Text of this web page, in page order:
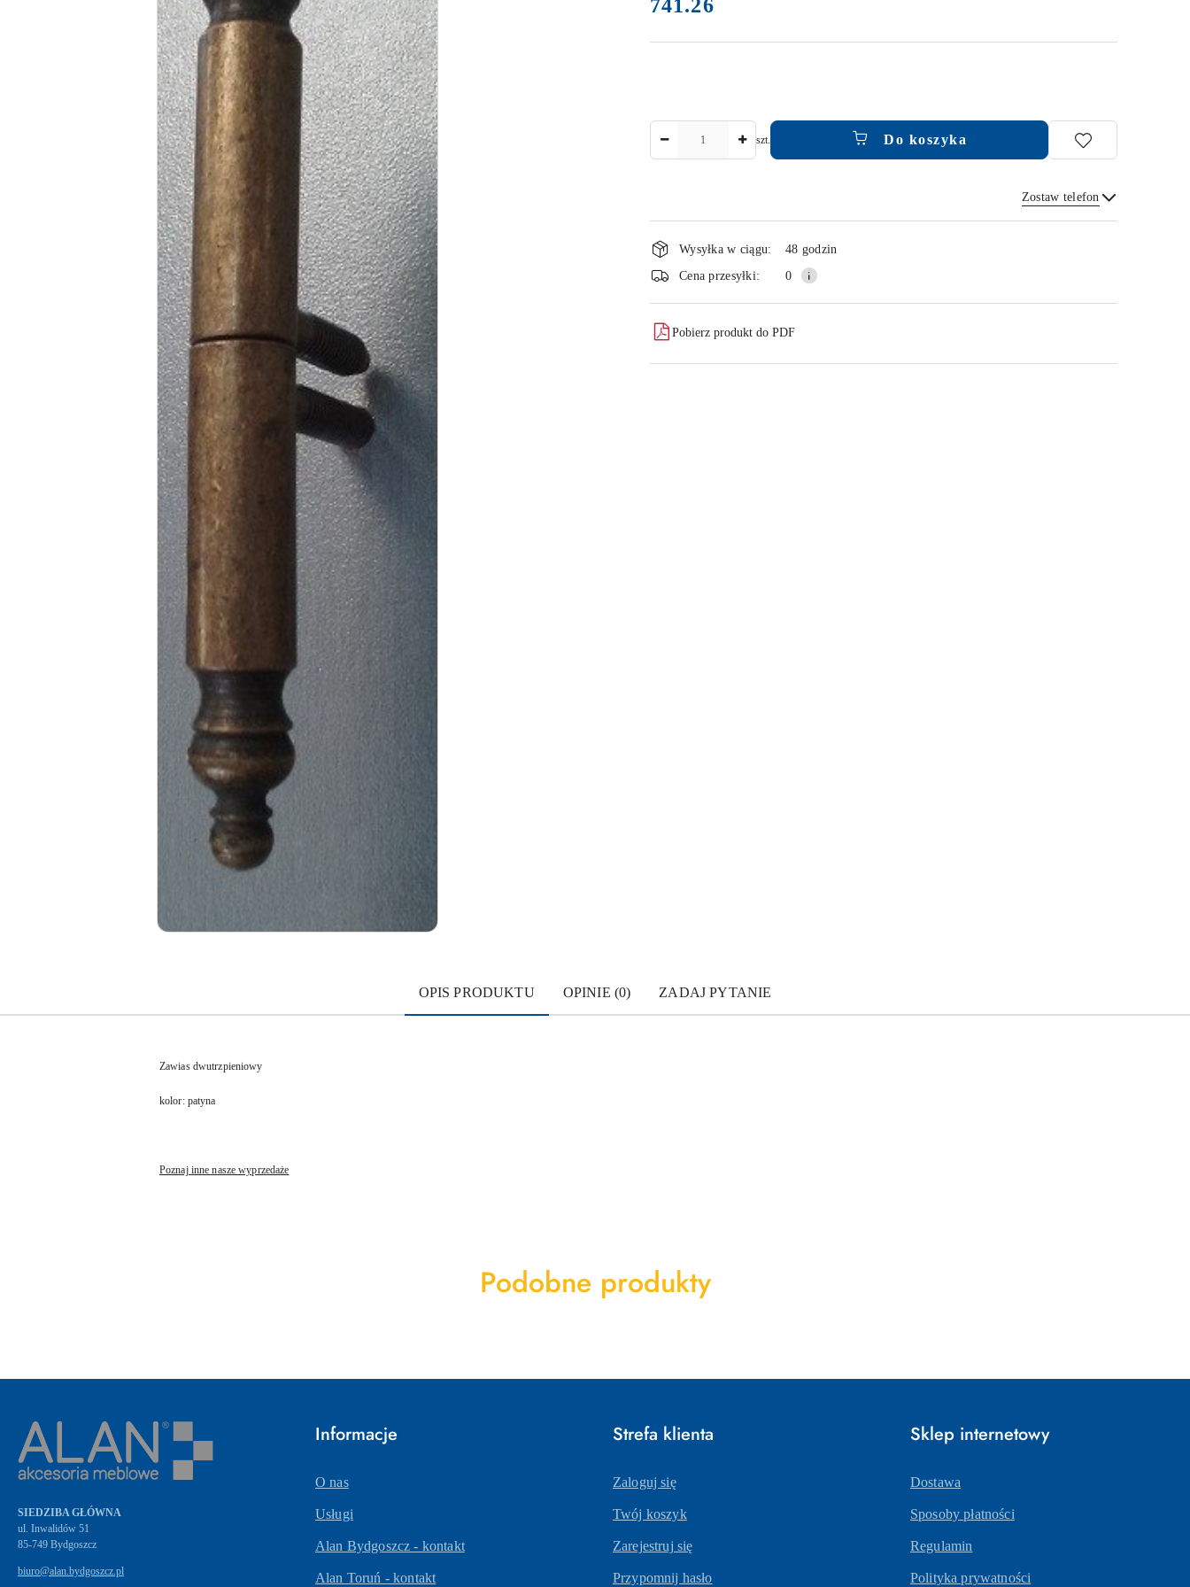
741.26
szt. Do koszyka
Zostaw telefon
Wyślij
Dostępność
i
dostawa
Wysyłka w ciągu:
48 godzin
Cena przesyłki:
0
Pobierz produkt do PDF
OPIS PRODUKTU OPINIE (0) ZADAJ PYTANIE
Zawias dwutrzpieniowy
kolor: patyna
Poznaj inne nasze wyprzedaże
Produkty
Podobne produkty
SIEDZIBA GŁÓWNA
ul. Inwalidów 51
biuro@alan.bydgoszcz.pl
Informacje
O nas
Usługi
Alan Bydgoszcz - kontakt
Alan Toruń - kontakt
Strefa klienta
Zaloguj się
Twój koszyk
Zarejestruj się
Przypomnij hasło
Sklep internetowy
Dostawa
Sposoby płatności
Regulamin
Polityka prywatności